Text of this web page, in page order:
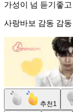
가성이 넘 듣기좋
사랑바보 감동 감
추천 1